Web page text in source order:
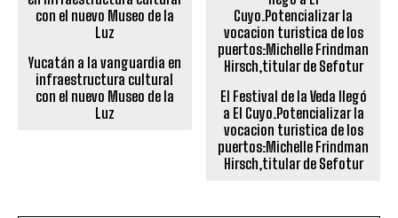
Yucatán a la vanguardia en
infraestructura cultural
con el nuevo Museo de la
Luz
El Festival de la Veda llegó
a El Cuyo.Potencializar la
vocacion turistica de los
puertos:Michelle Frindman
Hirsch,titular de Sefotur